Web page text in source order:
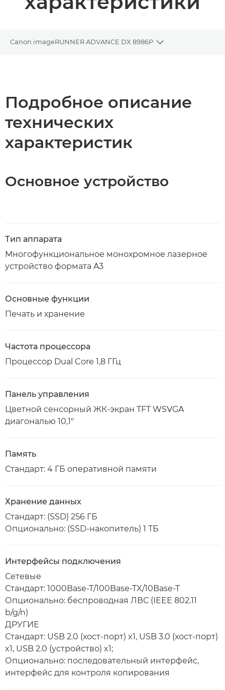
Canon imageRUNNER ADVANCE DX 8986P
Toggle
Подробное описание
технических
характеристик
Основное устройство
Тип аппарата
Многофункциональное монохромное лазерное
устройство формата A3
Основные функции
Печать и хранение
Частота процессора
Процессор Dual Core 1,8 ГГц
Панель управления
Цветной сенсорный ЖК-экран TFT WSVGA
диагональю 10,1"
Память
Стандарт: 4 ГБ оперативной памяти
Хранение данных
Стандарт: (SSD) 256 ГБ
Опционально: (SSD-накопитель) 1 ТБ
Интерфейсы подключения
Сетевые
Стандарт: 1000Base-T/100Base-TX/10Base-T
Опционально: беспроводная ЛВС (IEEE 802.11
b/g/n)
ДРУГИЕ
Стандарт: USB 2.0 (хост-порт) x1, USB 3.0 (хост-порт)
x1, USB 2.0 (устройство) x1;
Опционально: последовательный интерфейс,
интерфейс для контроля копирования